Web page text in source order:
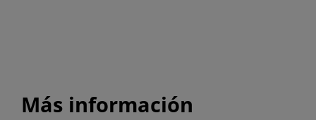
Más información